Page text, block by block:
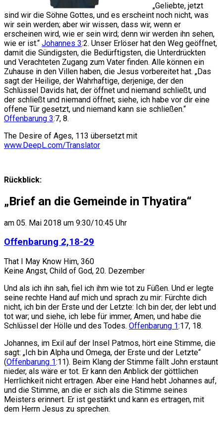
„Geliebte, jetzt
sind wir die Söhne Gottes, und es erscheint noch nicht, was
wir sein werden; aber wir wissen, dass wir, wenn er
erscheinen wird, wie er sein wird; denn wir werden ihn sehen,
wie er ist.“ Johannes 3:2. Unser Erlöser hat den Weg geöffnet,
damit die Sündigsten, die Bedürftigsten, die Unterdrückten
und Verachteten Zugang zum Vater finden. Alle können ein
Zuhause in den Villen haben, die Jesus vorbereitet hat. „Das
sagt der Heilige, der Wahrhaftige, derjenige, der den
Schlüssel Davids hat, der öffnet und niemand schließt, und
der schließt und niemand öffnet; siehe, ich habe vor dir eine
offene Tür gesetzt, und niemand kann sie schließen.“
Offenbarung 3:7, 8.
The Desire of Ages, 113 übersetzt mit
www.DeepL.com/Translator
Rückblick:
„Brief an die Gemeinde in Thyatira“
am 05. Mai 2018 um 9:30/10:45 Uhr
Offenbarung 2,18-29
That I May Know Him, 360
Keine Angst, Child of God, 20. Dezember
Und als ich ihn sah, fiel ich ihm wie tot zu Füßen. Und er legte
seine rechte Hand auf mich und sprach zu mir: Fürchte dich
nicht, ich bin der Erste und der Letzte: Ich bin der, der lebt und
tot war; und siehe, ich lebe für immer, Amen, und habe die
Schlüssel der Hölle und des Todes. Offenbarung 1:17, 18.
Johannes, im Exil auf der Insel Patmos, hört eine Stimme, die
sagt: „Ich bin Alpha und Omega, der Erste und der Letzte“
(Offenbarung 1:11). Beim Klang der Stimme fällt John erstaunt
nieder, als wäre er tot. Er kann den Anblick der göttlichen
Herrlichkeit nicht ertragen. Aber eine Hand hebt Johannes auf,
und die Stimme, an die er sich als die Stimme seines
Meisters erinnert. Er ist gestärkt und kann es ertragen, mit
dem Herrn Jesus zu sprechen.